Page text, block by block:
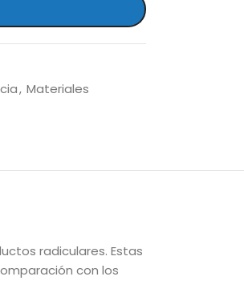
, Materiales
radiculares. Estas
con los